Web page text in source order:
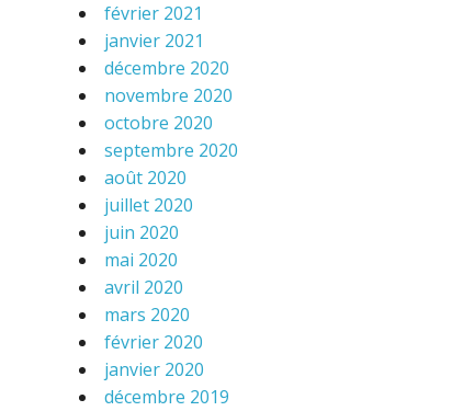
février 2021
janvier 2021
décembre 2020
novembre 2020
octobre 2020
septembre 2020
août 2020
juillet 2020
juin 2020
mai 2020
avril 2020
mars 2020
février 2020
janvier 2020
décembre 2019